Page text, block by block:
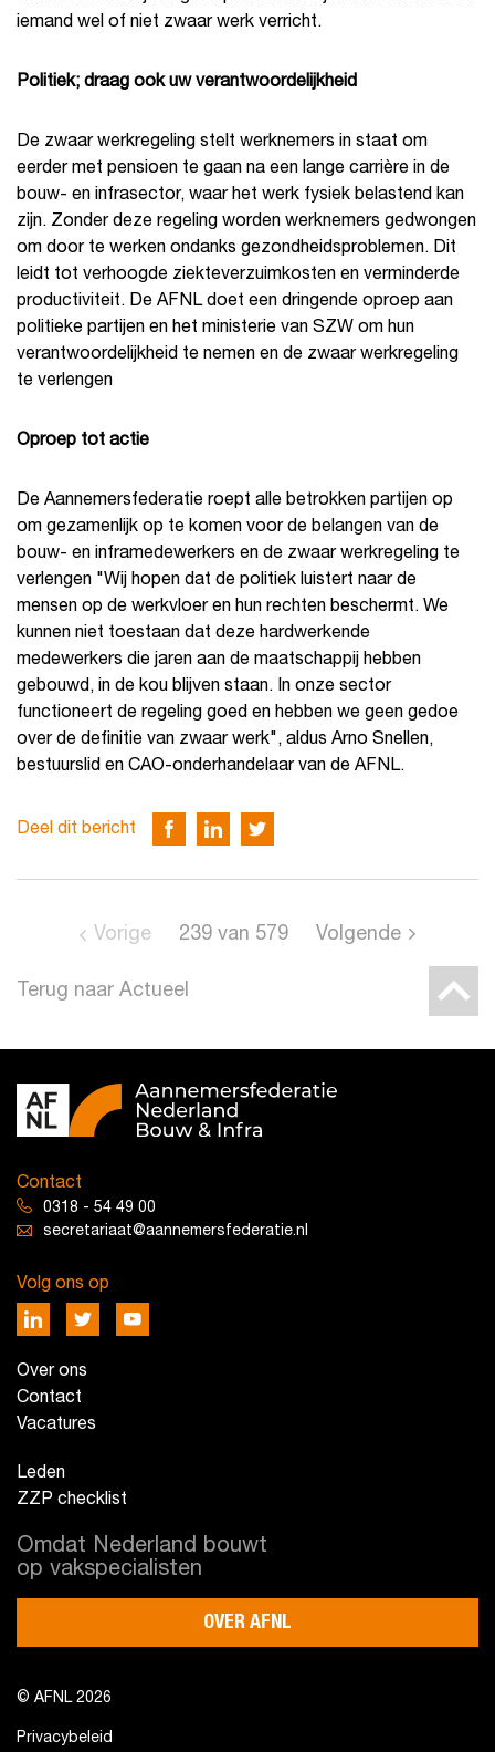
iemand wel of niet zwaar werk verricht.
Politiek; draag ook uw verantwoordelijkheid
De zwaar werkregeling stelt werknemers in staat om
eerder met pensioen te gaan na een lange carrière in de
bouw- en infrasector, waar het werk fysiek belastend kan
zijn. Zonder deze regeling worden werknemers gedwongen
om door te werken ondanks gezondheidsproblemen. Dit
leidt tot verhoogde ziekteverzuimkosten en verminderde
productiviteit. De AFNL doet een dringende oproep aan
politieke partijen en het ministerie van SZW om hun
verantwoordelijkheid te nemen en de zwaar werkregeling
te verlengen
Oproep tot actie
De Aannemersfederatie roept alle betrokken partijen op
om gezamenlijk op te komen voor de belangen van de
bouw- en inframedewerkers en de zwaar werkregeling te
verlengen "Wij hopen dat de politiek luistert naar de
mensen op de werkvloer en hun rechten beschermt. We
kunnen niet toestaan dat deze hardwerkende
medewerkers die jaren aan de maatschappij hebben
gebouwd, in de kou blijven staan. In onze sector
functioneert de regeling goed en hebben we geen gedoe
over de definitie van zwaar werk", aldus Arno Snellen,
bestuurslid en CAO-onderhandelaar van de AFNL.
Deel dit bericht
Terug naar Actueel
Vorige 239 van 579 Volgende
Contact
0318 - 54 49 00
secretariaat@aannemersfederatie.nl
Volg ons op
Over ons
Contact
Vacatures
Leden
ZZP checklist
Omdat Nederland bouwt
op vakspecialisten
OVER AFNL
© AFNL 2026
Privacybeleid